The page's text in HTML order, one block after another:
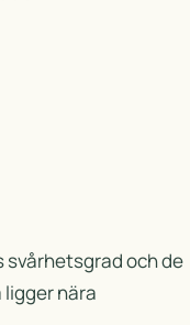
och de
nära